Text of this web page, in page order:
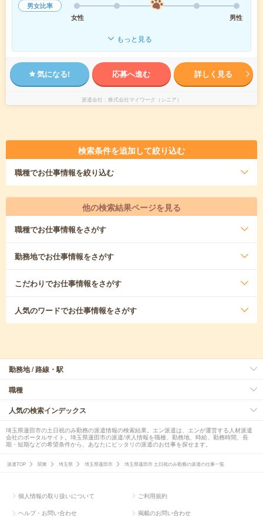
男女比率
女性
男性
もっと見る
気になる! 応募へ進む 詳しく見る
派遣会社 株式会社マイワーク（シニア）
検索条件を追加して絞り込む
職種でお仕事情報を絞り込む
他の検索結果ページを見る
職種でお仕事情報をさがす
勤務地でお仕事情報をさがす
こだわりでお仕事情報をさがす
人気のワードでお仕事情報をさがす
勤務地 / 路線・駅
職種
人気の検索インデックス
埼玉県蓮田市の土日祝のみ勤務の派遣情報の検索結果。エン派遣は、エンが運営する人材派遣
会社のポータルサイト。埼玉県蓮田市の派遣/求人情報を職種、勤務地、時給、勤務時間、長
期・短期などの希望条件から、あなたにピッタリの派遣のお仕事を探せます。
派遣TOP 関東 埼玉県 埼玉県蓮田市 埼玉県蓮田市 土日祝のみ勤務の派遣の仕事一覧
個人情報の取り扱いについて ご利用規約
ヘルプ・お問い合わせ 掲載のお問い合わせ